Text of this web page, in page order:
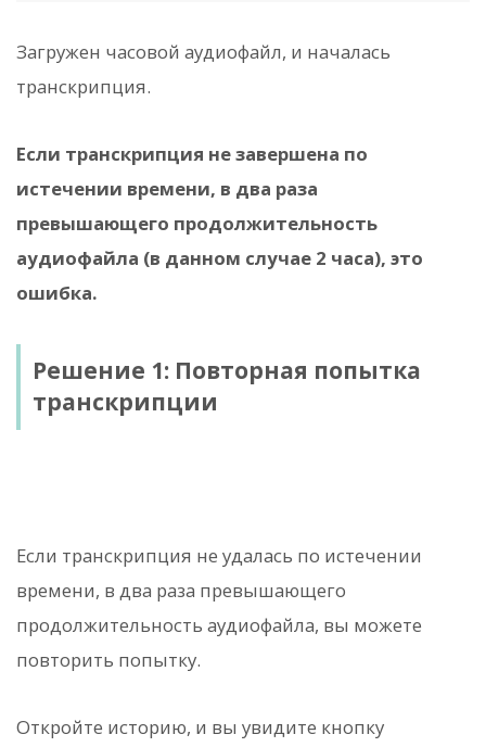
Загружен часовой аудиофайл, и началась
транскрипция.
Если транскрипция не завершена по
истечении времени, в два раза
превышающего продолжительность
аудиофайла (в данном случае 2 часа), это
ошибка.
Решение 1: Повторная попытка
транскрипции
Если транскрипция не удалась по истечении
времени, в два раза превышающего
продолжительность аудиофайла, вы можете
повторить попытку.
Откройте историю, и вы увидите кнопку